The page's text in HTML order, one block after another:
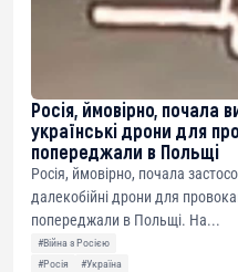
Росія, ймовірно, почала
українські дрони для
попереджали в Польщі
Росія, ймовірно, почала
далекобійні дрони для
попереджали в Польщі. На...
#Війна з Росією
#Росія
#Україна